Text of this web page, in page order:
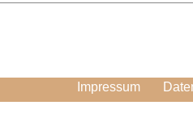
Impressum